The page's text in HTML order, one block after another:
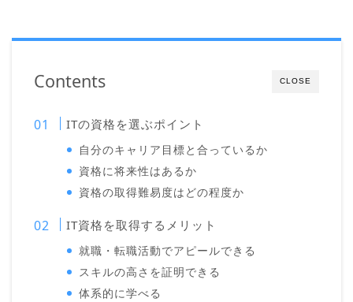
CLOSE
Contents
ITの資格を選ぶポイント
自分のキャリア目標と合っているか
資格に将来性はあるか
資格の取得難易度はどの程度か
IT資格を取得するメリット
就職・転職活動でアピールできる
スキルの高さを証明できる
体系的に学べる